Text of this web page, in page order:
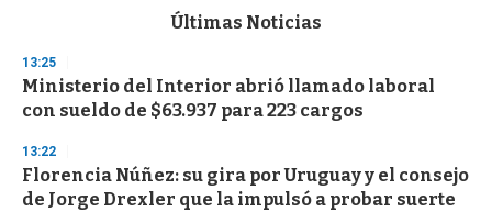
d
s
o
f
3
s
e
Últimas Noticias
13:25
Ministerio del Interior abrió llamado laboral
con sueldo de $63.937 para 223 cargos
13:22
Florencia Núñez: su gira por Uruguay y el consejo
de Jorge Drexler que la impulsó a probar suerte